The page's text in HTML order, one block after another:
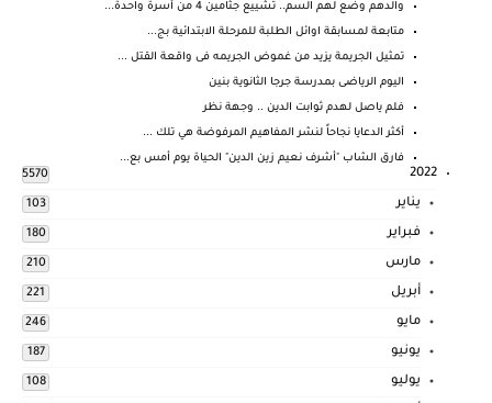
والدهم وضع لهم السم.. تشييع جثامين 4 من أسرة واحدة...
متابعة لمسابقة اوائل الطلبة للمرحلة الابتدائية بج...
تمثيل الجريمة يزيد من غموض الجريمه فى واقعة القتل ...
اليوم الرياضى بمدرسة جرجا الثانوية بنين
فلم ياصل لهدم ثوابت الدين .. وجهة نظر
أكثر الدعايا نجاحاً لنشر المفاهيم المرفوضة هي تلك ...
فارق الشاب "أشرف نعيم زين الدين" الحياة يوم أمس بع...
2022
5570
يناير 103
فبراير 180
مارس 210
أبريل 221
مايو 246
يونيو 187
يوليو 108